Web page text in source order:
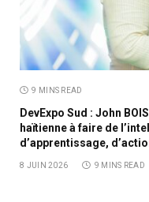
9 MINS READ
DevExpo Sud : John
haïtienne à faire de
d’apprentissage,
8 JUIN 2026 9 MINS READ